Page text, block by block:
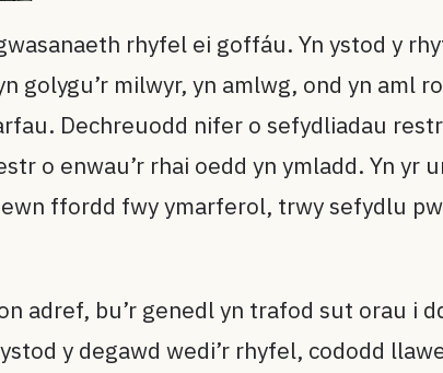
rhyfel ei goffáu. Yn ystod y
golygu’r milwyr, yn amlwg, ond yn aml
Dechreuodd nifer o sefydliadau
o enwau’r rhai oedd yn ymladd. Yn
ffordd fwy ymarferol, trwy sefydlu
adref, bu’r genedl yn trafod sut orau i
y degawd wedi’r rhyfel, cododd